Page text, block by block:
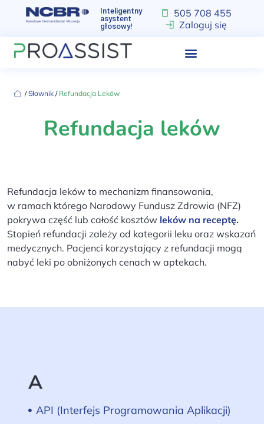
Inteligentny
asystent
głosowy!
505 708 455
Zaloguj się
‏‏‎ ‎/‏‏‎ ‎Słownik ‏‏‎ ‎/‏‏‎ ‎ Refundacja Leków
Refundacja leków
Refundacja leków to mechanizm finansowania,
w ramach którego Narodowy Fundusz Zdrowia (NFZ)
pokrywa część lub całość kosztów leków na receptę.
Stopień refundacji zależy od kategorii leku oraz wskazań
medycznych. Pacjenci korzystający z refundacji mogą
nabyć leki po obniżonych cenach w aptekach.
A
API (Interfejs Programowania Aplikacji)